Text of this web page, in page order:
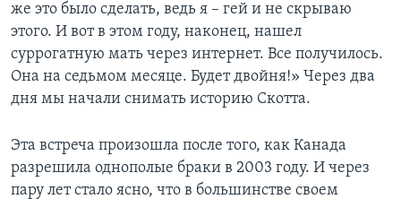
же это было сделать, ведь я – гей и не скрываю
этого. И вот в этом году, наконец, нашел
суррогатную мать через интернет. Все получилось.
Она на седьмом месяце. Будет двойня!» Через два
дня мы начали снимать историю Скотта.
Эта встреча произошла после того, как Канада
разрешила однополые браки в 2003 году. И через
пару лет стало ясно, что в большинстве своем